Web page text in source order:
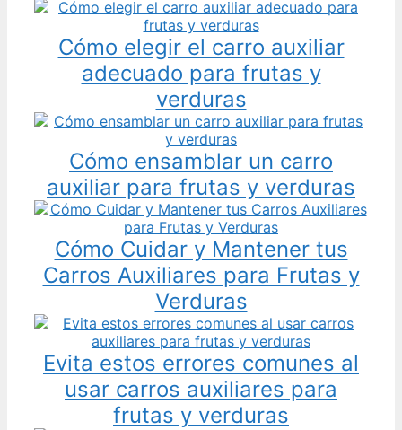
Cómo elegir el carro auxiliar
adecuado para frutas y
verduras
Cómo ensamblar un carro
auxiliar para frutas y verduras
Cómo Cuidar y Mantener tus
Carros Auxiliares para Frutas y
Verduras
Evita estos errores comunes al
usar carros auxiliares para
frutas y verduras